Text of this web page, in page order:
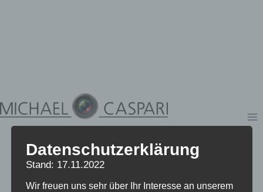
Datenschutzerklärung
Stand: 17.11.2022
Wir freuen uns sehr über Ihr Interesse an unserem